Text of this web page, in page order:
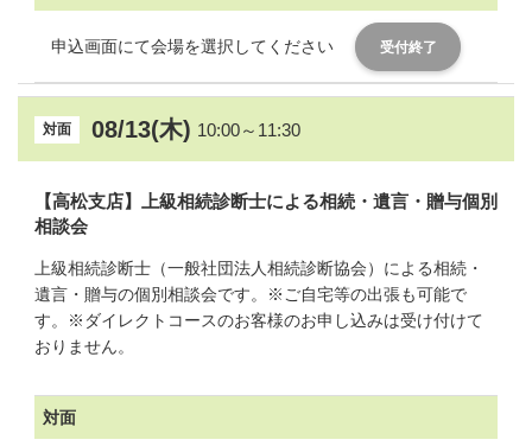
申込画面にて会場を選択してください 受付終了
対面 08/13(木) 10:00～11:30
【高松支店】上級相続診断士による相続・遺言・贈与個別
相談会
上級相続診断士（一般社団法人相続診断協会）による相続・
遺言・贈与の個別相談会です。※ご自宅等の出張も可能で
す。※ダイレクトコースのお客様のお申し込みは受け付けて
おりません。
対面